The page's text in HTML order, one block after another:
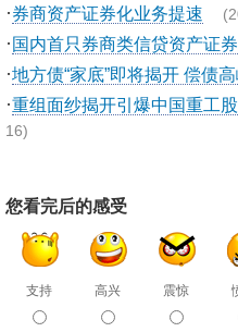
·券商资产证券化业务提速
·国内首只券商类信贷资产证
·地方债“家底”即将揭开 偿债
·重组面纱揭开引爆中国重工
16)
您看完后的感受
支持 高兴 震惊